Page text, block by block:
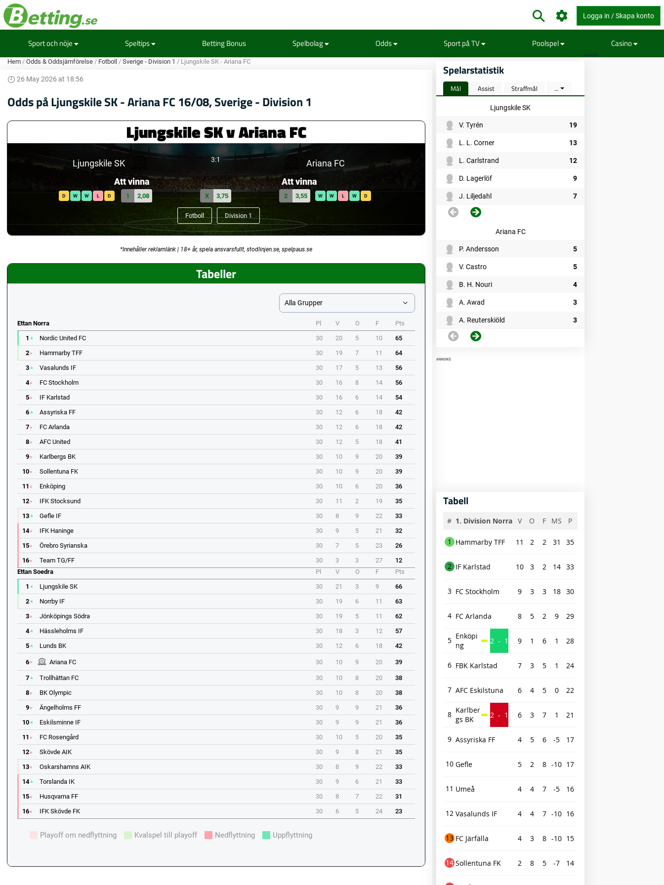
Logga in / Skapa konto
Sport och nöje Speltips Betting Bonus Spelbolag Odds Sport på TV Poolspel Casino
ANNONS
Hem / Odds & Oddsjämförelse / Fotboll / Sverige - Division 1 / Ljungskile SK - Ariana FC
26 May 2026 at 18:56
Odds på Ljungskile SK - Ariana FC 16/08, Sverige - Division 1
Ljungskile SK v Ariana FC
Ljungskile SK
Att vinna
3:1
Ariana FC
Att vinna
D W W L D 1 2,08 X 3,75 2 3,55 W W L W D
Fotboll Division 1
*Innehåller reklamlänk | 18+ år, spela ansvarsfullt, stodlinjen.se, spelpaus.se
Tabeller
Alla Grupper
Ettan Norra Pl V O F
Pts
1
Nordic United FC 30 20 5 10
65
2
Hammarby TFF 30 19 7 11
64
3
Vasalunds IF 30 17 5 13
56
4
FC Stockholm 30 16 8 14
56
5
IF Karlstad 30 16 6 14
54
6
Assyriska FF 30 12 6 18
42
7
FC Arlanda 30 12 6 18
42
8
AFC United 30 12 5 18
41
9
Karlbergs BK 30 10 9 20
39
10
Sollentuna FK 30 10 9 20
39
11
Enköping 30 10 6 20
36
12
IFK Stocksund 30 11 2 19
35
13
Gefle IF 30 8 9 22
33
14
IFK Haninge 30 9 5 21
32
15
Örebro Syrianska 30 7 5 23
26
16
Team TG/FF 30 3 3 27
12
Ettan Soedra
Pl V O F
Pts
1
Ljungskile SK 30 21 3 9
66
2
Norrby IF 30 19 6 11
63
3
Jönköpings Södra 30 19 5 11
62
4
Hässleholms IF 30 18 3 12
57
5
Lunds BK 30 12 6 18 42
6 Ariana FC 30 10 9 20 39
7 Trollhättan FC 30 10 8 20
38
8
BK Olympic 30 10 8 20
38
9
Ängelholms FF 30 9 9 21
36
10
Eskilsminne IF 30 9 9 21
36
11
FC Rosengård 30 10 5 20
35
12
Skövde AIK 30 9 8 21
35
13
Oskarshamns AIK 30 8 9 22
33
14
Torslanda IK 30 9 6 21
33
15
Husqvarna FF 30 8 7 22
31
16
IFK Skövde FK 30 6 5 24 23
Playoff om nedflyttning Kvalspel till playoff Nedflyttning Uppflyttning
Spelarstatistik
Mål Assist Straffmål ...
Ljungskile SK
V. Tyrén 19
L. L. Corner 13
L. Carlstrand 12
D. Lagerlöf 9
J. Liljedahl 7
Ariana FC
P. Andersson 5
V. Castro 5
B. H. Nouri 4
A. Awad 3
A. Reuterskiöld 3
ANNONS
Tabell
# 1. Division Norra V O F MS P
1 Hammarby TFF 11 2 2 31 35
2 IF Karlstad 10 3 2 14 33
3 FC Stockholm 9 3 3 18 30
4 FC Arlanda 8 5 2 9 29
5 Enköpi
ng
2 - 1 9 1 6 1 28
6 FBK Karlstad 7 3 5 1 24
7 AFC Eskilstuna 6 4 5 0 22
8 Karlber
gs BK
2 - 1 6 3 7 1 21
9 Assyriska FF 4 5 6 -5 17
10 Gefle 5 2 8 -10 17
11 Umeå 4 4 7 -5 16
12 Vasalunds IF 4 4 7 -10 16
13 FC Järfälla 4 3 8 -10 15
14 Sollentuna FK 2 8 5 -7 14